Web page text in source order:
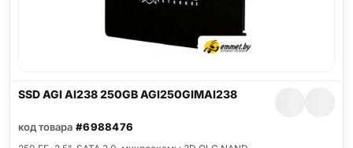
SSD AGI AI238 250GB AGI250GIMAI238
код товара #6988476